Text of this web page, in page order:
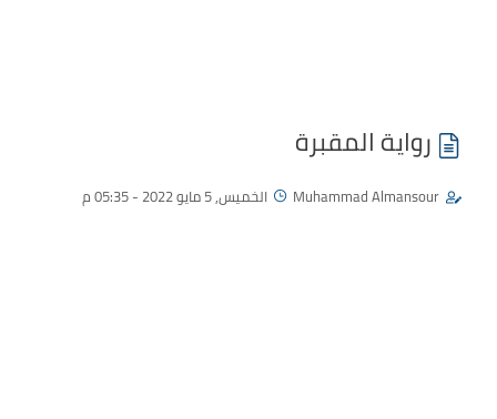
رواية المقبرة
Muhammad Almansour الخميس, 5 مايو 2022 - 05:35 م